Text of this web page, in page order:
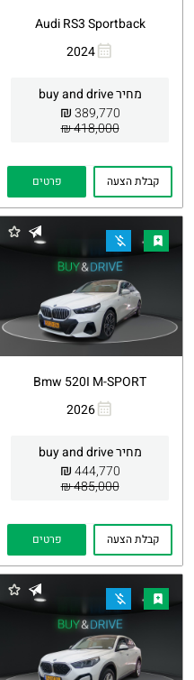
Audi RS3 Sportback
2024
מחיר buy and drive
389,770
₪
418,000 ₪
Whatsapp
קבלת הצעה פרטים
Bmw 520I M-SPORT
2026
מחיר buy and drive
444,770
₪
485,000 ₪
Whatsapp
קבלת הצעה פרטים